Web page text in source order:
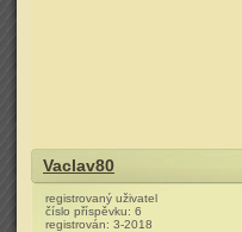
Vaclav80
registrovaný uživatel
číslo příspěvku: 6
registrován: 3-2018